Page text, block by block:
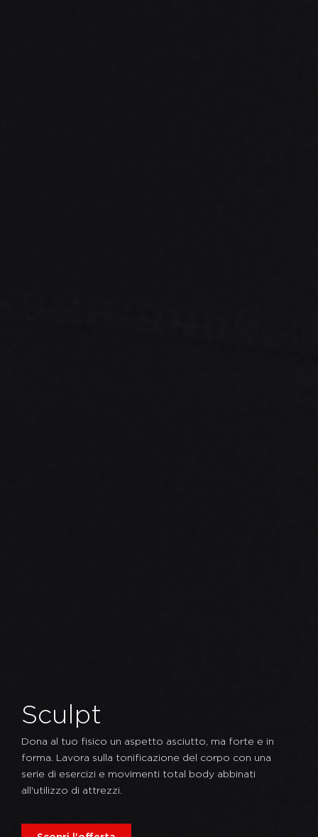
Sculpt
Dona al tuo fisico un aspetto asciutto, ma forte e in
forma. Lavora sulla tonificazione del corpo con una
serie di esercizi e movimenti total body abbinati
all'utilizzo di attrezzi.